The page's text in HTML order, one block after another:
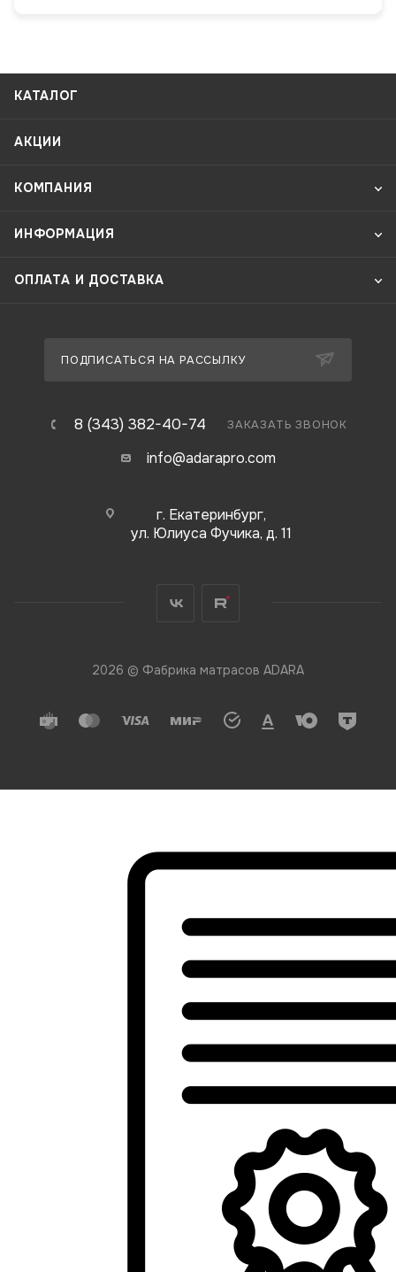
КАТАЛОГ
АКЦИИ
КОМПАНИЯ
ИНФОРМАЦИЯ
ОПЛАТА И ДОСТАВКА
ПОДПИСАТЬСЯ НА РАССЫЛКУ
8 (343) 382-40-74 ЗАКАЗАТЬ ЗВОНОК
info@adarapro.com
г. Екатеринбург,
ул. Юлиуса Фучика, д. 11
2026 © Фабрика матрасов ADARA